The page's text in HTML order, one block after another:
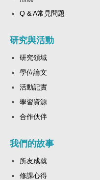
Q & A常見問題
研究與活動
研究領域
學位論文
活動記實
學習資源
合作伙伴
我們的故事
所友成就
修課心得